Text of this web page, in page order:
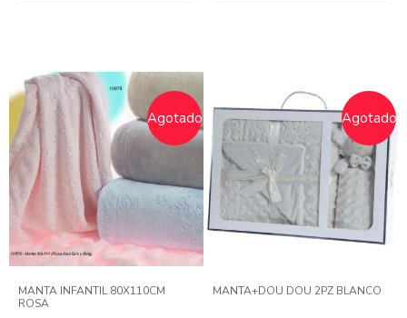
Agotado
MANTA INFANTIL 80X110CM
ROSA
Agotado
MANTA+DOU DOU 2PZ BLANCO